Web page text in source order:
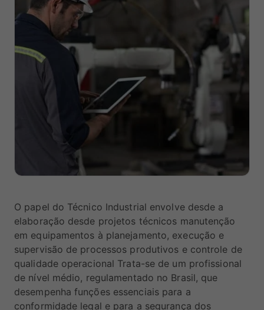
O papel do Técnico Industrial envolve desde a
elaboração desde projetos técnicos manutenção
em equipamentos à planejamento, execução e
supervisão de processos produtivos e controle de
qualidade operacional Trata-se de um profissional
de nível médio, regulamentado no Brasil, que
desempenha funções essenciais para a
conformidade legal e para a segurança dos